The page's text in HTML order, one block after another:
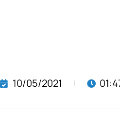
10/05/2021